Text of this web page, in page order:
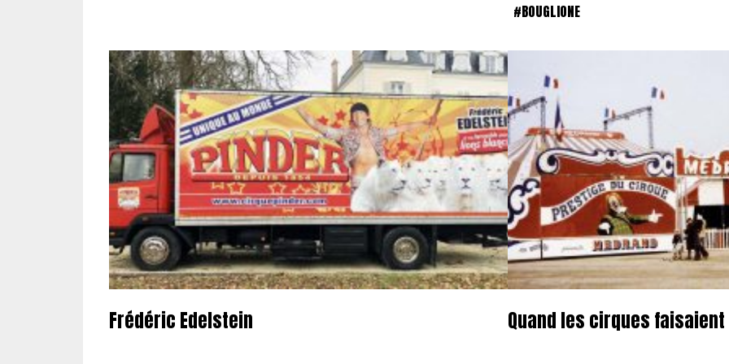
#BOUGLIONE
Frédéric Edelstein Quand les cirques